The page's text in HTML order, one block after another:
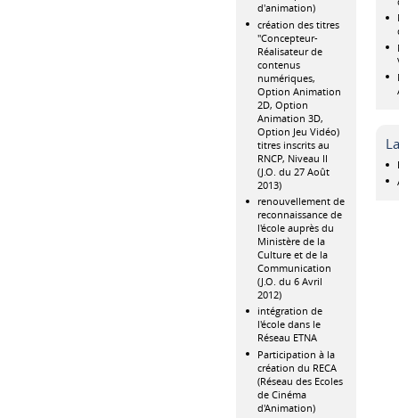
d'animation)
création des titres
"Concepteur-
Réalisateur de
contenus
numériques,
Option Animation
2D, Option
Animation 3D,
Option Jeu Vidéo)
titres inscrits au
RNCP, Niveau II
(J.O. du 27 Août
2013)
renouvellement de
reconnaissance de
l'école auprès du
Ministère de la
Culture et de la
Communication
(J.O. du 6 Avril
2012)
intégration de
l'école dans le
Réseau ETNA
Participation à la
création du RECA
(Réseau des Ecoles
de Cinéma
d'Animation)